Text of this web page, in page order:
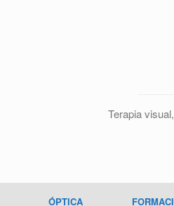
Terapia
ÓPTICA